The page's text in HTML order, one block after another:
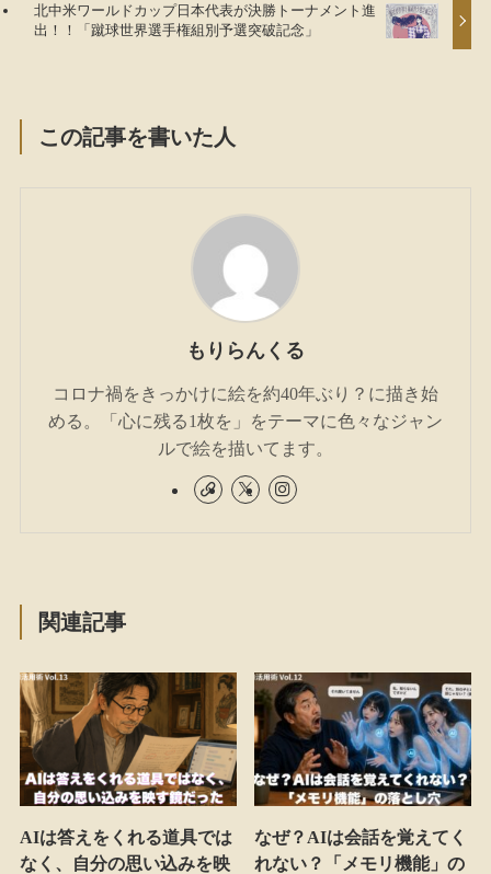
北中米ワールドカップ日本代表が決勝トーナメント進
出！！「蹴球世界選手権組別予選突破記念」
この記事を書いた人
もりらんくる
コロナ禍をきっかけに絵を約40年ぶり？に描き始
める。「心に残る1枚を」をテーマに色々なジャン
ルで絵を描いてます。
関連記事
AIは答えをくれる道具では
なく、自分の思い込みを映
なぜ？AIは会話を覚えてく
れない？「メモリ機能」の